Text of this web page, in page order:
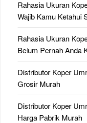
Rahasia Ukuran
Wajib Kamu Ketahui
Rahasia Ukuran
Belum Pernah Anda
Distributor Koper
Grosir Murah
Distributor Koper
Harga Pabrik Murah